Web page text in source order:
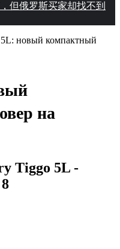
但俄罗斯买家却找不到
новый компактный
на
Tiggo 5L -